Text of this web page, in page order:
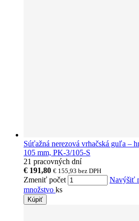
Súťažná nerezová vrhačská guľa –
105 mm, PK-3/105-S
21 pracovných dní
€ 191,80 € 155,93 bez DPH
Zmeniť počet Navýšiť
množstvo ks
Kúpiť